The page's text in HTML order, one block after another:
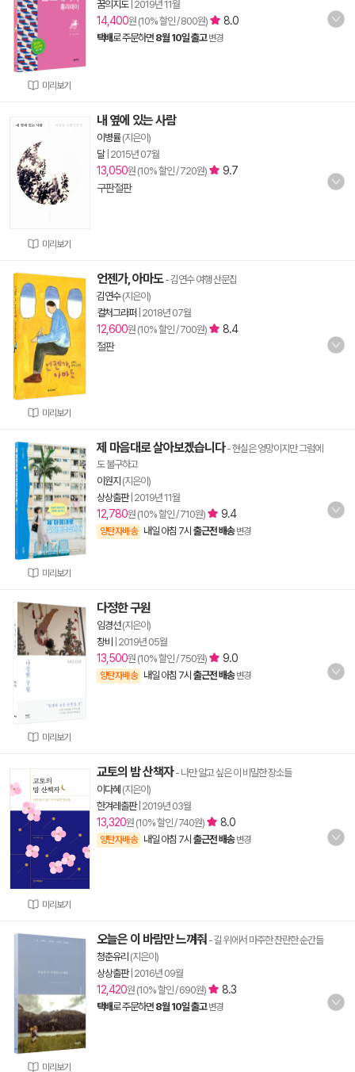
미리보기
꿈의지도| 2019년 11월
14,400원 (10% 할인 / 800원) 8.0
택배로 주문하면 8월 10일 출고 변경
미리보기
내 옆에 있는 사람
이병률(지은이)
달| 2015년 07월
13,050원 (10% 할인 / 720원)
9.7
구판절판
미리보기
언젠가, 아마도- 김연수 여행 산문집
김연수(지은이)
컬처그라퍼 2018년 07월
12,600원 (10% 할인 / 700원)
8.4
절판
미리보기
제 마음대로 살아보겠습니다- 현실은 엉망이지만 그럼에
도 불구하고
이원지 (지은이)
상상출판| 2019년 11월
12,780원 (10% 할인 / 710원) 9.4
양탄자배송 내일 아침 7시 출근전 배송 변경
미리보기
다정한 구원
임경선(지은이)
창비
2019년 05월
13,500원 (10% 할인 / 750원) 9.0
양탄자배송 내일 아침 7시 출근전 배송 변경
미리보기
교토의 밤 산책자- 나만 알고 싶은 이 비밀한 장소들
이다혜 (지은이)
한겨레출판| 2019년 03월
13,320원 (10% 할인 / 740원) 8.0
양탄자배송 내일 아침 7시 출근전 배송 변경
미리보기
오늘은 이 바람만 느껴줘 - 길 위에서 마주한 찬란한 순간들
청춘유리 (지은이)
상상출판| 2016년 09월
12,420원 (10% 할인 / 690원) 8.3
택배로 주문하면 8월 10일 출고 변경